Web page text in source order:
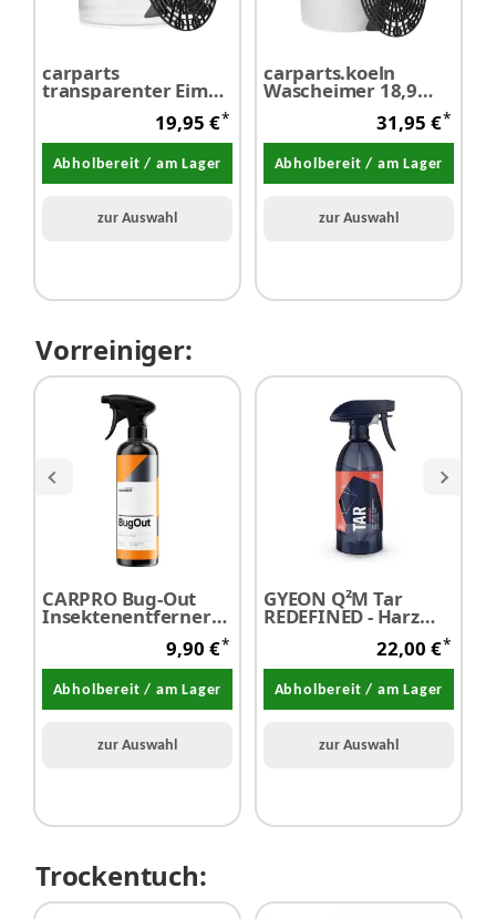
carparts
transparenter Eimer
20 Liter mit
19,95 €*
Abholbereit / am Lager
zur Auswahl
carparts.koeln
Wascheimer 18,9
Schmutzsieb &
Schraubdeckel
schwarz
31,95 €*
Abholbereit / am Lager
zur Auswahl
Vorreiniger:
CARPRO Bug-Out
Insektenentferner
9,90 €*
Abholbereit / am Lager
zur Auswahl
GYEON Q²M Tar
REDEFINED - Harz
Klebstoffentferner
500 ml
22,00 €*
Abholbereit / am Lager
zur Auswahl
Trockentuch: